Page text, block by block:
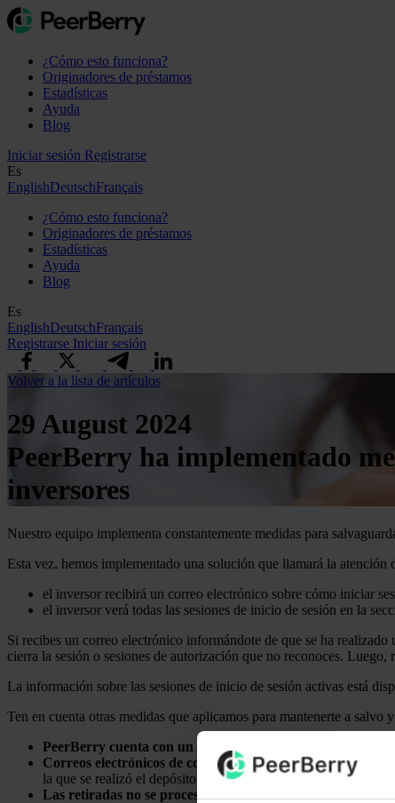
¿Cómo esto funciona?
Originadores de préstamos
Estadísticas
Ayuda
Blog
Iniciar sesión Registrarse
Es
EnglishDeutschFrançais
¿Cómo esto funciona?
Originadores de préstamos
Estadísticas
Ayuda
Blog
Es
EnglishDeutschFrançais
Registrarse Iniciar sesión
Volver a la lista de artículos
29 August 2024
PeerBerry ha implementado
inversores
Nuestro equipo implementa constantemente medidas para
Esta vez, hemos implementado una solución que llamará la atención
el inversor recibirá un correo electrónico sobre cómo iniciar
el inversor verá todas las sesiones de inicio de sesión en la
Si recibes un correo electrónico informándote de que se ha
cierra la sesión o sesiones de autorización que no reconoces.
La información sobre las sesiones de inicio de sesión activas está
Ten en cuenta otras medidas que aplicamos para mantenerte a
PeerBerry cuenta con un autenticador de dos factores
Correos electrónicos de confirmación de depósito/retirada
la que se realizó el depósito se muestran en el correo electrónico.
Las retiradas no se procesan a las cuentas bancarias recién